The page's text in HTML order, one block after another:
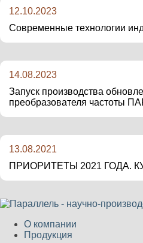
12.10.2023
Современные технологии
14.08.2023
Запуск производства
преобразователя частоты
13.08.2021
ПРИОРИТЕТЫ 2021 ГОДА.
О компании
Продукция